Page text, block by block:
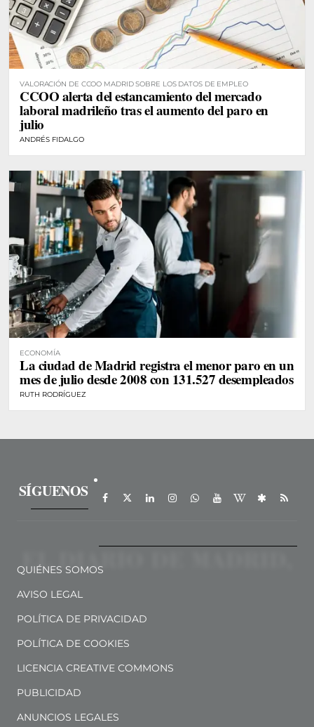
VALORACIÓN DE CCOO MADRID SOBRE LOS DATOS DE EMPLEO
CCOO alerta del estancamiento del mercado
laboral madrileño tras el aumento del paro en
julio
ANDRÉS FIDALGO
ECONOMÍA
La ciudad de Madrid registra el menor paro en un
mes de julio desde 2008 con 131.527 desempleados
RUTH RODRÍGUEZ
SÍGUENOS
QUIÉNES SOMOS
AVISO LEGAL
POLÍTICA DE PRIVACIDAD
POLÍTICA DE COOKIES
LICENCIA CREATIVE COMMONS
PUBLICIDAD
ANUNCIOS LEGALES